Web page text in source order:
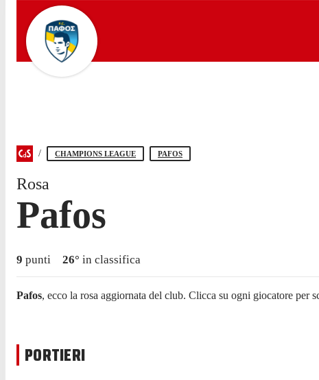
CHAMPIONS LEAGUE PAFOS
Rosa
Pafos
9 punti 26° in classifica
Pafos, ecco la rosa aggiornata del club. Clicca su ogni giocatore per
PORTIERI